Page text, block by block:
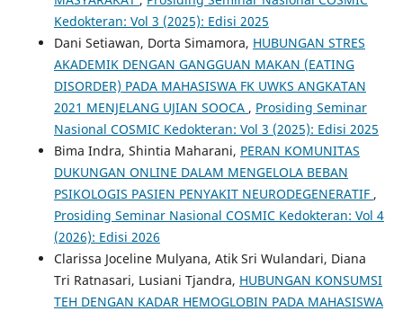
Kedokteran: Vol 3 (2025): Edisi 2025
Dani Setiawan, Dorta Simamora, HUBUNGAN STRES
AKADEMIK DENGAN GANGGUAN MAKAN (EATING
DISORDER) PADA MAHASISWA FK UWKS ANGKATAN
2021 MENJELANG UJIAN SOOCA , Prosiding Seminar
Nasional COSMIC Kedokteran: Vol 3 (2025): Edisi 2025
Bima Indra, Shintia Maharani, PERAN KOMUNITAS
DUKUNGAN ONLINE DALAM MENGELOLA BEBAN
PSIKOLOGIS PASIEN PENYAKIT NEURODEGENERATIF ,
Prosiding Seminar Nasional COSMIC Kedokteran: Vol 4
(2026): Edisi 2026
Clarissa Joceline Mulyana, Atik Sri Wulandari, Diana
Tri Ratnasari, Lusiani Tjandra, HUBUNGAN KONSUMSI
TEH DENGAN KADAR HEMOGLOBIN PADA MAHASISWA